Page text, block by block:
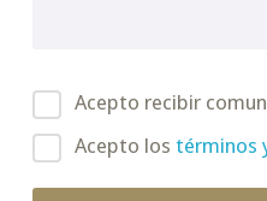
Acepto recibir
Acepto los términos